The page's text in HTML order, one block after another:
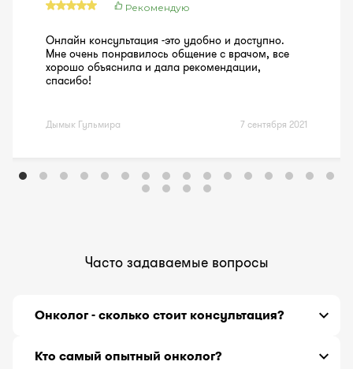
Рекомендую
Онлайн консультация -это удобно и доступно.
Мне очень понравилось общение с врачом, все
хорошо объяснила и дала рекомендации,
спасибо!
Дымык Гульмира 7 сентября 2021
Часто задаваемые вопросы
Онколог - сколько стоит консультация?
до18000тг за 30 минут.
Кто самый опытный онколог?